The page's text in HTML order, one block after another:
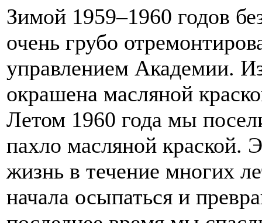
Зимой 1959–1960 годов
очень грубо
управлением Академии.
окрашена масляной
Летом 1960 года мы
пахло масляной краской.
жизнь в течение многих
начала осыпаться и